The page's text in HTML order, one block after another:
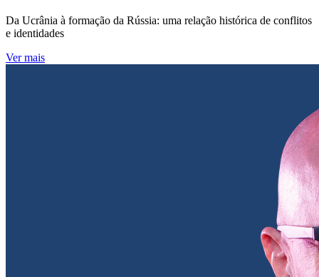
Da Ucrânia à formação da Rússia: uma relação histórica de conflitos
e identidades
Ver mais